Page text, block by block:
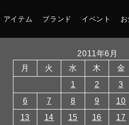
アイテム ブランド イベント
2011年6月
月
火 水 木 金
1
2 3
6
7 8 9 10
13
14 15 16 17